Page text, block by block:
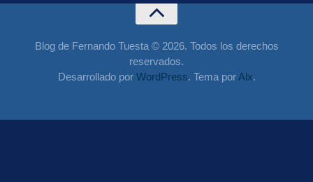
Blog de Fernando Tuesta © 2026. Todos los derechos
reservados.
Desarrollado por WordPress. Tema porAlx.